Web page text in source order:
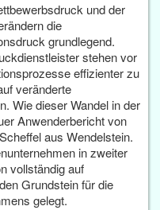
und der
die
grundlegend.
stehen vor
effizienter zu
veränderte
Wie dieser Wandel in der
Anwenderbericht von
aus Wendelstein.
in zweiter
vollständig auf
Grundstein für die
gelegt.